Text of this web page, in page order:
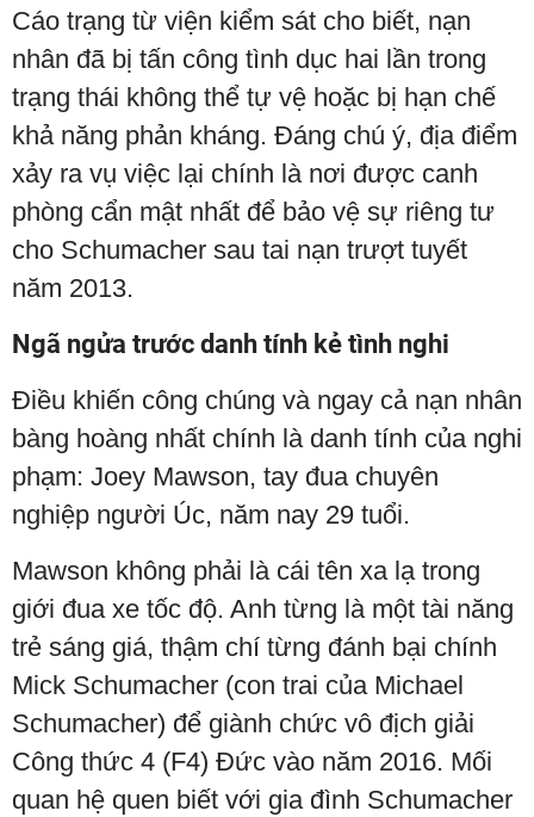
Cáo trạng từ viện kiểm sát cho biết, nạn
nhân đã bị tấn công tình dục hai lần trong
trạng thái không thể tự vệ hoặc bị hạn chế
khả năng phản kháng. Đáng chú ý, địa điểm
xảy ra vụ việc lại chính là nơi được canh
phòng cẩn mật nhất để bảo vệ sự riêng tư
cho Schumacher sau tai nạn trượt tuyết
năm 2013.
Ngã ngửa trước danh tính kẻ tình nghi
Điều khiến công chúng và ngay cả nạn nhân
bàng hoàng nhất chính là danh tính của nghi
phạm: Joey Mawson, tay đua chuyên
nghiệp người Úc, năm nay 29 tuổi.
Mawson không phải là cái tên xa lạ trong
giới đua xe tốc độ. Anh từng là một tài năng
trẻ sáng giá, thậm chí từng đánh bại chính
Mick Schumacher (con trai của Michael
Schumacher) để giành chức vô địch giải
Công thức 4 (F4) Đức vào năm 2016. Mối
quan hệ quen biết với gia đình Schumacher